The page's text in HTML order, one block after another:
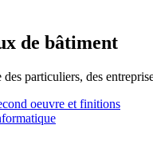
de bâtiment
particuliers, des
oeuvre et finitions